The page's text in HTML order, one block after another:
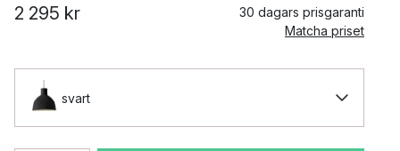
2 295 kr
30 dagars prisgaranti
Matcha priset
svart